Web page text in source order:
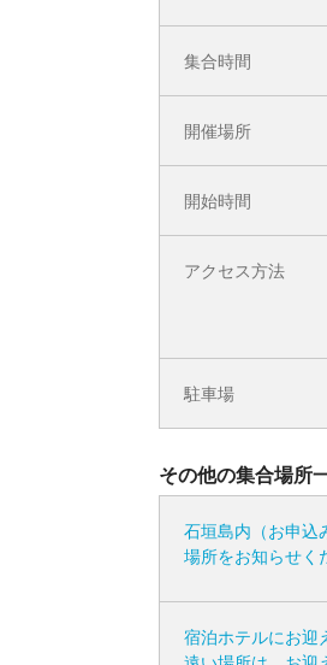
集合時間
開催場所
開始時間
アクセス方法
駐車場
その他の集合場所
石垣島内（お申込
場所をお知らせく
宿泊ホテルにお迎